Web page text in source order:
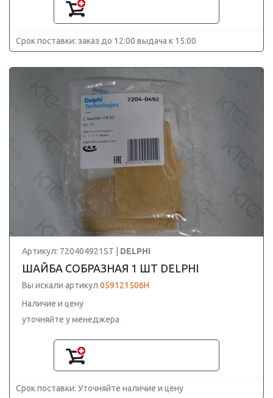
Срок поставки: заказ до 12:00 выдача к 15:00
Артикул: 720404921ST | DELPHI
ШАЙБА CОБРАЗНАЯ 1 ШТ DELPHI
Вы искали артикул 059121506H
Наличие и цену
уточняйте у менеджера
Срок поставки: Уточняйте наличие и цену